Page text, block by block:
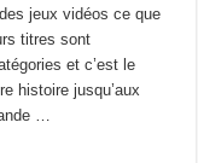
jeux vidéos ce que
titres sont
et c’est le
histoire jusqu’aux
…